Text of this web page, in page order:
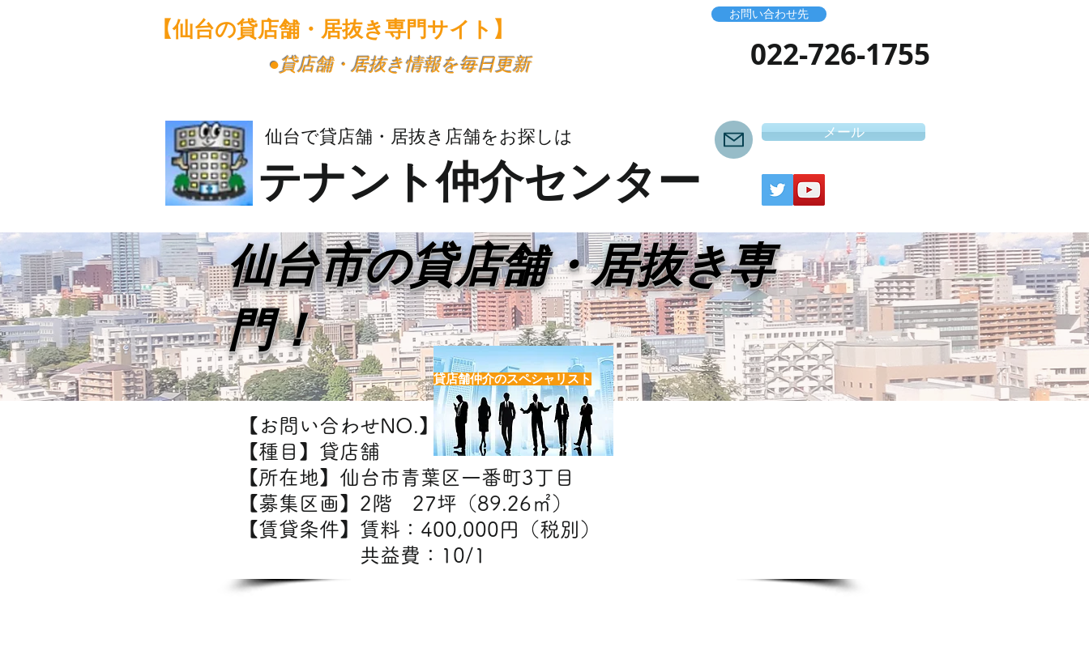
【仙台の貸店舗・居抜き専門サイト】
​●貸店舗・居抜き情報を毎日更新
仙台で貸店舗・居抜き店舗をお探しは
テナント仲介センター
お問い合わせ先
​022-726-1755
メール
【お問い合わせNO.】H6845
【種目】貸店舗
【所在地】仙台市青葉区一番町3丁目
【募集区画】2階 27坪（89.26㎡）
【賃貸条件】賃料：400,000円（税別）
共益費：10/1
​仙台市の貸店舗・居抜き専
門！
貸店舗仲介のスペシャリスト